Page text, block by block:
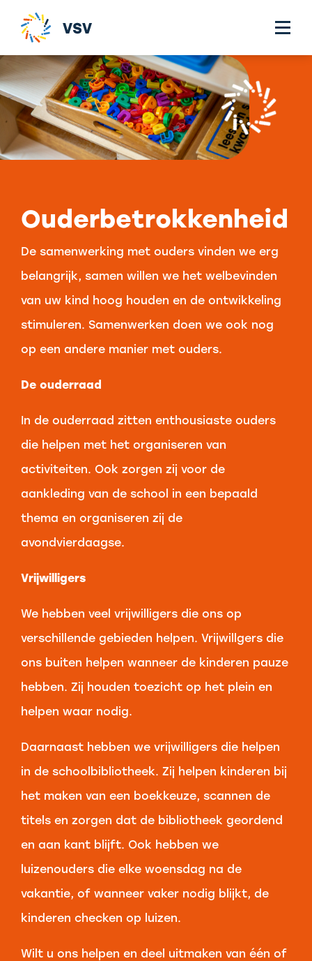
Ouderbetrokkenheid
De samenwerking met ouders vinden we erg
belangrijk, samen willen we het welbevinden
van uw kind hoog houden en de ontwikkeling
stimuleren. Samenwerken doen we ook nog
op een andere manier met ouders.
De ouderraad
In de ouderraad zitten enthousiaste ouders
die helpen met het organiseren van
activiteiten. Ook zorgen zij voor de
aankleding van de school in een bepaald
thema en organiseren zij de
avondvierdaagse.
Vrijwilligers
We hebben veel vrijwilligers die ons op
verschillende gebieden helpen. Vrijwillgers die
ons buiten helpen wanneer de kinderen pauze
hebben. Zij houden toezicht op het plein en
helpen waar nodig.
Daarnaast hebben we vrijwilligers die helpen
in de schoolbibliotheek. Zij helpen kinderen bij
het maken van een boekkeuze, scannen de
titels en zorgen dat de bibliotheek geordend
en aan kant blijft. Ook hebben we
luizenouders die elke woensdag na de
vakantie, of wanneer vaker nodig blijkt, de
kinderen checken op luizen.
Wilt u ons helpen en deel uitmaken van één of